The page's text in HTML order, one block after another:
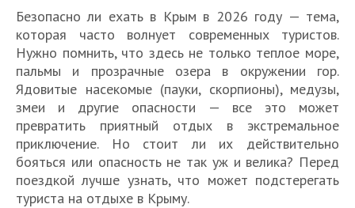
туристам
Безопасно ли ехать в Крым в 2026 году — тема,
которая часто волнует современных туристов.
Нужно помнить, что здесь не только теплое море,
пальмы и прозрачные озера в окружении гор.
Ядовитые насекомые (пауки, скорпионы), медузы,
змеи и другие опасности — все это может
превратить приятный отдых в экстремальное
приключение. Но стоит ли их действительно
бояться или опасность не так уж и велика? Перед
поездкой лучше узнать, что может подстерегать
туриста на отдыхе в Крыму.